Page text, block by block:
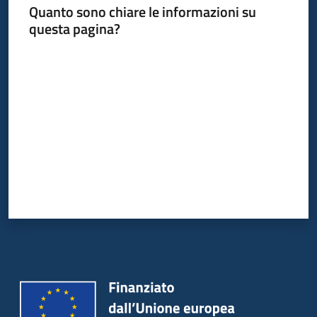
acquisto
Quanto sono chiare le informazioni su
questa pagina?